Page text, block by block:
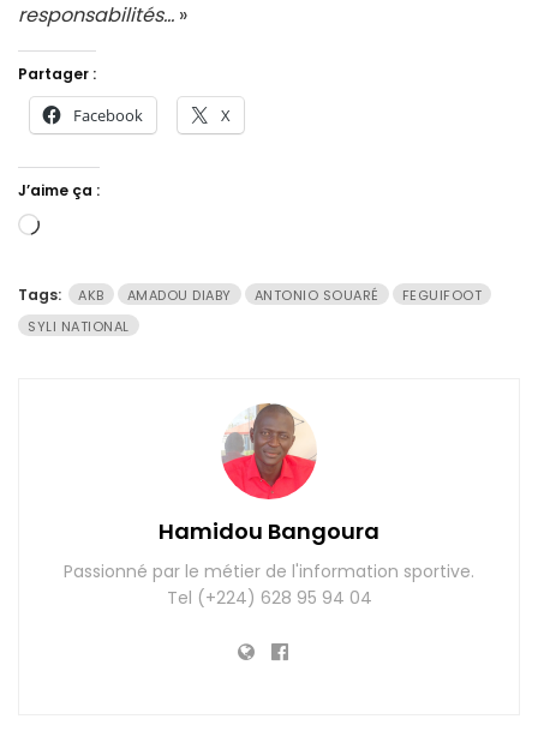
responsabilités… »
Partager :
Facebook X
J’aime ça :
Chargement…
Tags: AKB AMADOU DIABY ANTONIO SOUARÉ
FEGUIFOOT
SYLI NATIONAL
Hamidou Bangoura
Passionné par le métier de l'information sportive.
Tel (+224) 628 95 94 04